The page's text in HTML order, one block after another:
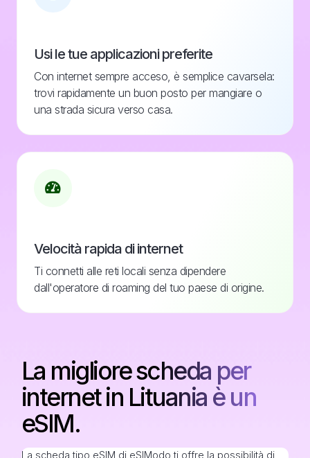
Usi le tue applicazioni preferite
Con internet sempre acceso, è semplice cavarsela:
trovi rapidamente un buon posto per mangiare o
una strada sicura verso casa.
Velocità rapida di internet
Ti connetti alle reti locali senza dipendere
dall'operatore di roaming del tuo paese di origine.
La migliore scheda per
internet in Lituania è un
eSIM.
La scheda tipo eSIM di eSIModo ti offre la possibilità di